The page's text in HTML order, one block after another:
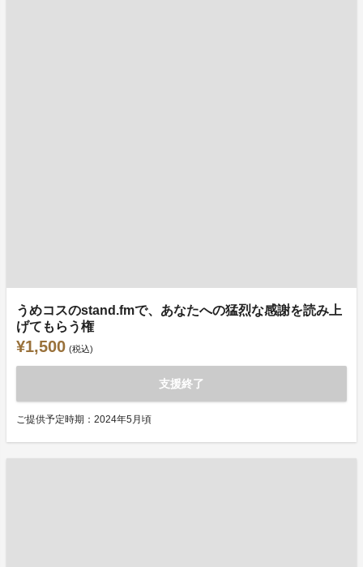
うめコスのstand.fmで、あなたへの猛烈な感謝を読み上
げてもらう権
¥1,500 (税込)
支援終了
ご提供予定時期：2024年5月頃